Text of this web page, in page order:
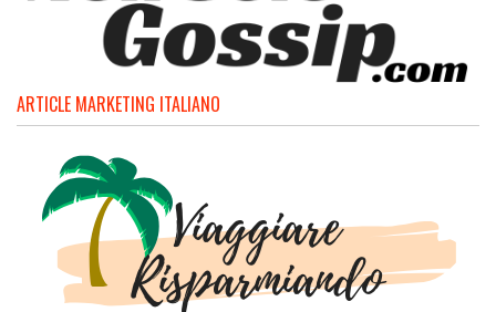
ARTICLE MARKETING ITALIANO